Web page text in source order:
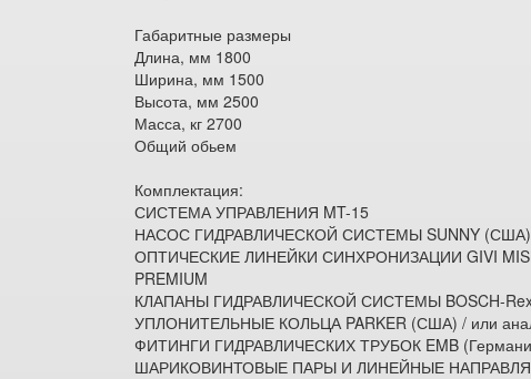
Габаритные размеры
Длина, мм 1800
Ширина, мм 1500
Высота, мм 2500
Масса, кг 2700
Общий обьем
Комплектация:
СИСТЕМА УПРАВЛЕНИЯ MT-15
НАСОС ГИДРАВЛИЧЕСКОЙ СИСТЕМЫ SUNNY (США)
ОПТИЧЕСКИЕ ЛИНЕЙКИ СИНХРОНИЗАЦИИ GIVI
PREMIUM
КЛАПАНЫ ГИДРАВЛИЧЕСКОЙ СИСТЕМЫ BOSCH-
УПЛОНИТЕЛЬНЫЕ КОЛЬЦА PARKER (США) / или
ФИТИНГИ ГИДРАВЛИЧЕСКИХ ТРУБОК EMB
ШАРИКОВИНТОВЫЕ ПАРЫ И ЛИНЕЙНЫЕ